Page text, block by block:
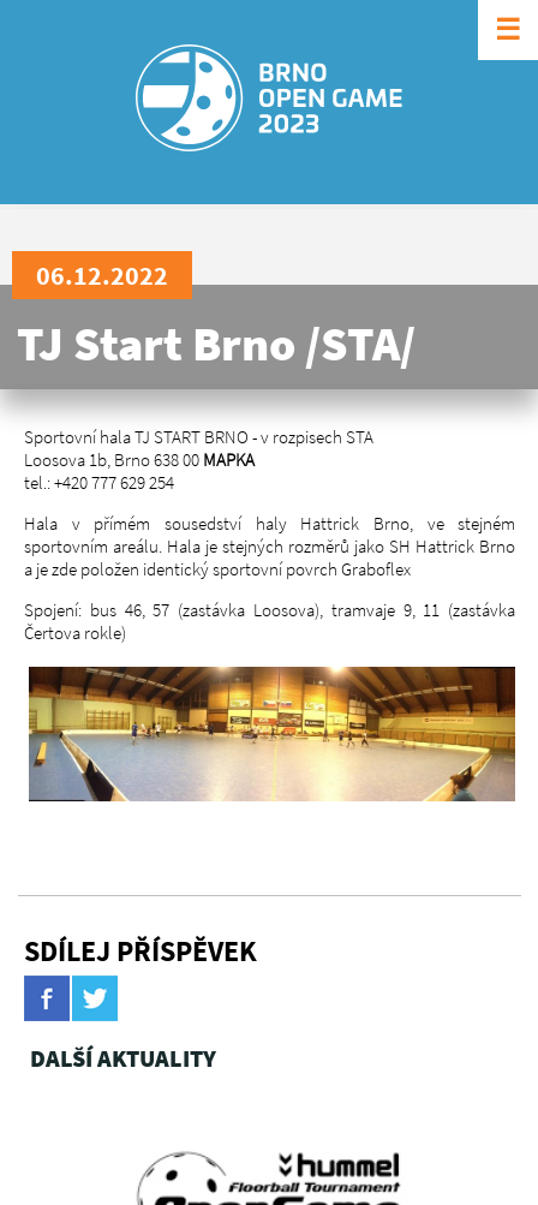
☰
TJ Start Brno /STA/
06.12.2022
Sportovní hala TJ START BRNO - v rozpisech STA
Loosova 1b, Brno 638 00 MAPKA
tel.: +420 777 629 254
Hala v přímém sousedství haly Hattrick Brno, ve stejném
sportovním areálu. Hala je stejných rozměrů jako SH Hattrick Brno
a je zde položen identický sportovní povrch Graboflex
Spojení: bus 46, 57 (zastávka Loosova), tramvaje 9, 11 (zastávka
Čertova rokle)
SDÍLEJ PŘÍSPĚVEK
DALŠÍ AKTUALITY